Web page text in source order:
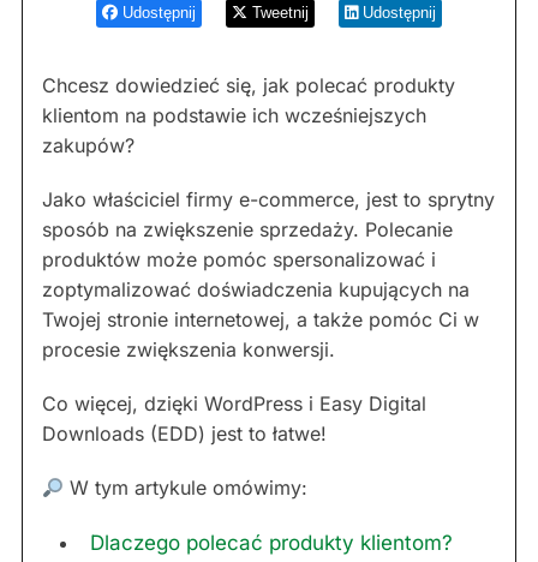
Udostępnij Tweetnij Udostępnij
Chcesz dowiedzieć się, jak polecać produkty
klientom na podstawie ich wcześniejszych
zakupów?
Jako właściciel firmy e-commerce, jest to sprytny
sposób na zwiększenie sprzedaży. Polecanie
produktów może pomóc spersonalizować i
zoptymalizować doświadczenia kupujących na
Twojej stronie internetowej, a także pomóc Ci w
procesie zwiększenia konwersji.
Co więcej, dzięki WordPress i Easy Digital
Downloads (EDD) jest to łatwe!
W tym artykule omówimy:
Dlaczego polecać produkty klientom?